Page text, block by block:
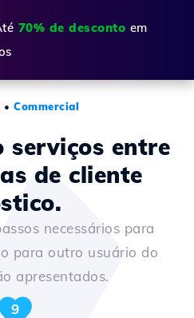
70% de desconto em
• Commercial
serviços entre
de cliente
necessários para
para outro usuário do
apresentados.
9